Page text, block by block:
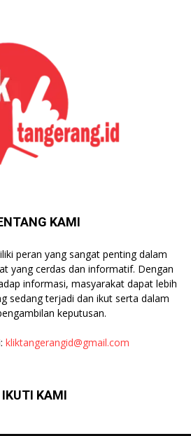
KAMI
peran yang sangat penting dalam
yang cerdas dan informatif. Dengan
informasi, masyarakat dapat lebih
sedang terjadi dan ikut serta dalam
keputusan.
kliktangerangid@gmail.com
IKUTI KAMI